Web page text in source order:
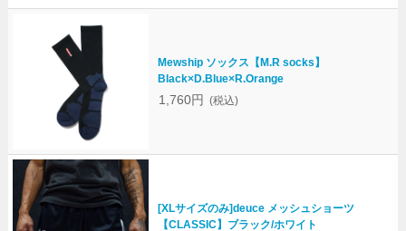
Mewship ソックス【M.R socks】
Black×D.Blue×R.Orange
1,760円 (税込)
[XLサイズのみ]deuce メッシュショーツ
【CLASSIC】ブラック/ホワイト